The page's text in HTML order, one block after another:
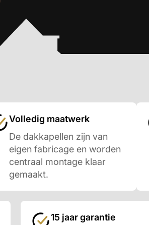
Volledig maatwerk
De dakkapellen zijn van
eigen fabricage en worden
centraal montage klaar
gemaakt.
15 jaar garantie